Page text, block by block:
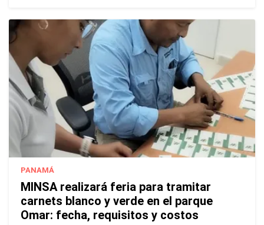
PANAMÁ
MINSA realizará feria para tramitar
carnets blanco y verde en el parque
Omar: fecha, requisitos y costos